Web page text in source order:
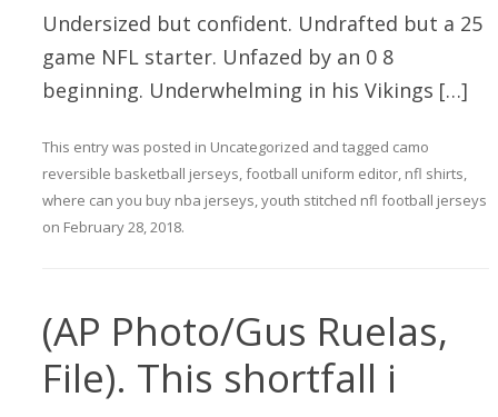
Undersized but confident. Undrafted but a 25
game NFL starter. Unfazed by an 0 8
beginning. Underwhelming in his Vikings […]
This entry was posted in Uncategorized and tagged camo
reversible basketball jerseys,football uniform editor, nfl shirts,
where can you buy nba jerseys,youth stitched nfl football jerseys
on February 28, 2018.
(AP Photo/Gus Ruelas,
File). This shortfall i